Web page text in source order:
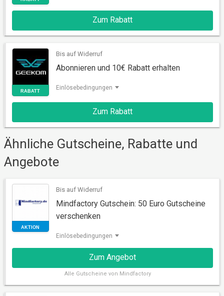
RABATT
RABATT
Zum Rabatt
Bis auf Widerruf
Abonnieren und 10€ Rabatt erhalten
Einlösebedingungen
Zum Rabatt
Ähnliche Gutscheine, Rabatte und
Angebote
Bis auf Widerruf
Mindfactory Gutschein: 50 Euro Gutscheine
verschenken
Einlösebedingungen
Zum Angebot
Alle Gutscheine von Mindfactory